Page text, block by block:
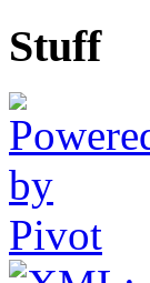
Stuff